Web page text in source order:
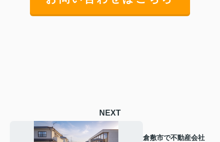
NEXT
倉敷市で不動産会社